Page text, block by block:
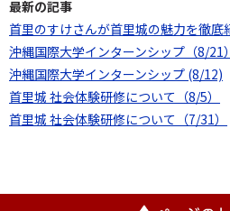
最新の記事
首里のすけさんが首里城の魅力を徹底
沖縄国際大学インターンシップ（8/21）
沖縄国際大学インターンシップ (8/12)
首里城 社会体験研修について（8/5）
首里城 社会体験研修について（7/31）